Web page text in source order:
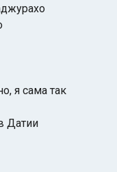
я сама так
Датии